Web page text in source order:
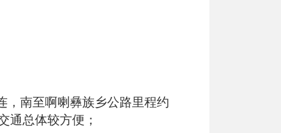
，南至啊喇彝族乡公路里程约
通总体较方便；